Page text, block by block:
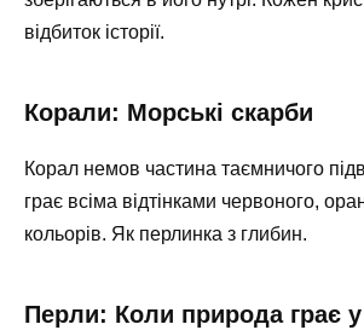
відбиток історії.
Корали: Морські скарби
Корал немов частина таємничого
грає всіма відтінками червоного,
кольорів. Як перлинка з глибин.
Перли: Коли природа грає